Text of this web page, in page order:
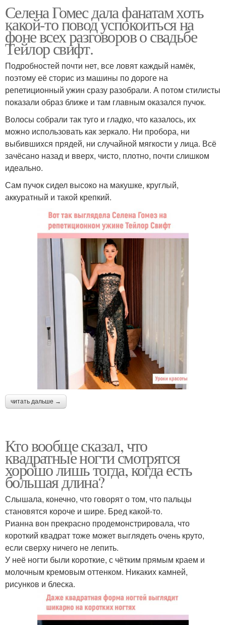
Селена Гомес дала фанатам хоть
какой-то повод успокоиться на
фоне всех разговоров о свадьбе
Тейлор свифт.
Подробностей почти нет, все ловят каждый намёк,
поэтому её сторис из машины по дороге на
репетиционный ужин сразу разобрали. А потом стилисты
показали образ ближе и там главным оказался пучок.
Волосы собрали так туго и гладко, что казалось, их
можно использовать как зеркало. Ни пробора, ни
выбившихся прядей, ни случайной мягкости у лица. Всё
зачёсано назад и вверх, чисто, плотно, почти слишком
идеально.
Сам пучок сидел высоко на макушке, круглый,
аккуратный и такой крепкий.
читать дальше →
Кто вообще сказал, что
квадратные ногти смотрятся
хорошо лишь тогда, когда есть
большая длина?
Слышала, конечно, что говорят о том, что пальцы
становятся короче и шире. Бред какой-то.
Рианна вон прекрасно продемонстрировала, что
короткий квадрат тоже может выглядеть очень круто,
если сверху ничего не лепить.
У неё ногти были короткие, с чётким прямым краем и
молочным кремовым оттенком. Никаких камней,
рисунков и блеска.